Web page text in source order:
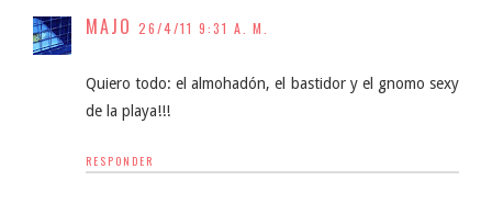
MAJO 26/4/11 9:31 A. M.
Quiero todo: el almohadón, el bastidor y el gnomo sexy
de la playa!!!
RESPONDER